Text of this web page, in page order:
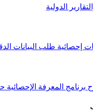
الدولية
إحصائية طلب البيانات
برنامج المعرفة الإحصائية